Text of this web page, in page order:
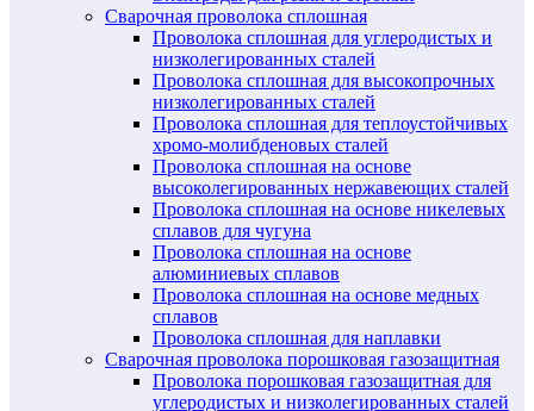
Сварочная проволока сплошная
Проволока сплошная для углеродистых и
низколегированных сталей
Проволока сплошная для высокопрочных
низколегированных сталей
Проволока сплошная для теплоустойчивых
хромо-молибденовых сталей
Проволока сплошная на основе
высоколегированных нержавеющих сталей
Проволока сплошная на основе никелевых
сплавов для чугуна
Проволока сплошная на основе
алюминиевых сплавов
Проволока сплошная на основе медных
сплавов
Проволока сплошная для наплавки
Сварочная проволока порошковая газозащитная
Проволока порошковая газозащитная для
углеродистых и низколегированных сталей